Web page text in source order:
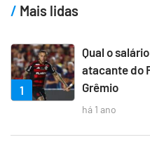
Mais lidas
1
Qual o
atacante do
Grêmio
há 1 ano